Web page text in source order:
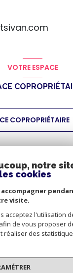
VOTRE ESPACE
COPROPRIÉTAIRE
ADHÉRENTS
NOUS ADHÉRONS
| Tous droits
notre
cookies
visite.
acceptez l'utilisation
de vous proposer
réaliser des